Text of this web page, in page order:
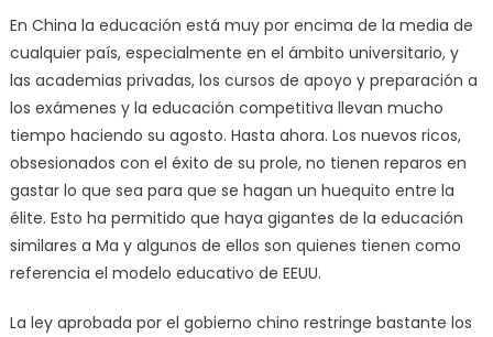
En China la educación está muy por encima de la media de
cualquier país, especialmente en el ámbito universitario, y
las academias privadas, los cursos de apoyo y preparación a
los exámenes y la educación competitiva llevan mucho
tiempo haciendo su agosto. Hasta ahora. Los nuevos ricos,
obsesionados con el éxito de su prole, no tienen reparos en
gastar lo que sea para que se hagan un huequito entre la
élite. Esto ha permitido que haya gigantes de la educación
similares a Ma y algunos de ellos son quienes tienen como
referencia el modelo educativo de EEUU.
La ley aprobada por el gobierno chino restringe bastante los